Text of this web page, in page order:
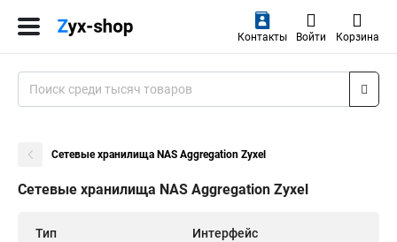
Контакты Войти Корзина
Сетевые хранилища NAS Aggregation Zyxel
Сетевые хранилища NAS Aggregation Zyxel
Тип Интерфейс